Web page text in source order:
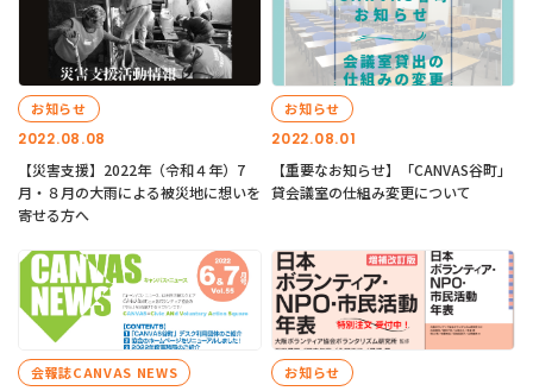
2022.08.08
お知らせ
【災害支援】2022年（令和４年）7
月・８月の大雨による被災地に想いを
寄せる方へ
2022.08.01
お知らせ
【重要なお知らせ】「CANVAS谷町」
貸会議室の仕組み変更について
会報誌CANVAS NEWS お知らせ